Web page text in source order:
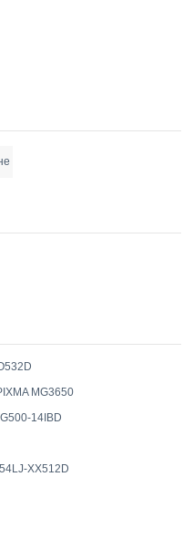
MG3650
14IBD
XX512D